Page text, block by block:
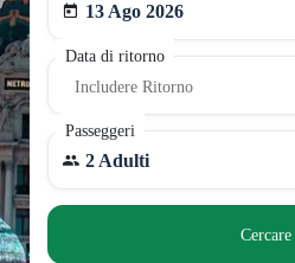
13 Ago 2026
Data di ritorno
Includere Ritorno
Passeggeri
2 Adulti
Cercare